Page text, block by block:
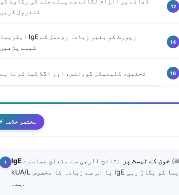
کنٹرول کریں
ایکزیما IgE رپورٹ کو بغیر زیادہ ردِعمل کے
کیسے پڑھیں
تحقیق، کلینیکل گورننس، اور اگلا کیا کرنا ہے
⚡ مختصر خلاصہ
IgE خون کے ٹیسٹ پر
نتائج الرجی سے متعلق حساسیت (allergic sensitization) دکھاتے ہیں؛ 0.35
kUA/L یا اس سے زیادہ کا مخصوص IgE یہ ثابت نہیں کرتا کہ کھانا یا دھول ایکزیما کو بگاڑ رہی
ہے۔.